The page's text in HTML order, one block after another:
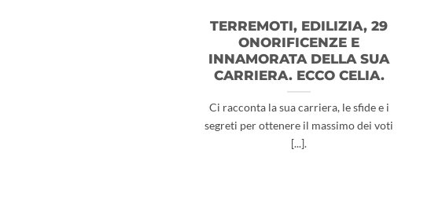
TERREMOTI, EDILIZIA, 29
ONORIFICENZE E
INNAMORATA DELLA SUA
CARRIERA. ECCO CELIA.
Ci racconta la sua carriera, le sfide e i
segreti per ottenere il massimo dei voti
[...].